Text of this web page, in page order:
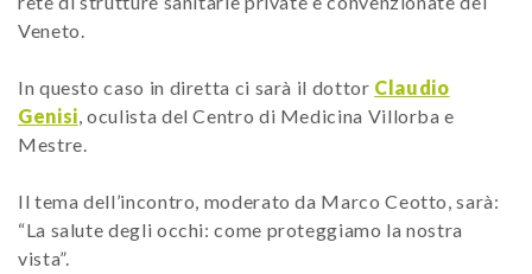
Veneto.
In questo caso in diretta ci sarà il dottor Claudio
Genisi, oculista del Centro di Medicina Villorba e
Mestre.
Il tema dell’incontro, moderato da Marco Ceotto, sarà:
“La salute degli occhi: come proteggiamo la nostra
vista”.